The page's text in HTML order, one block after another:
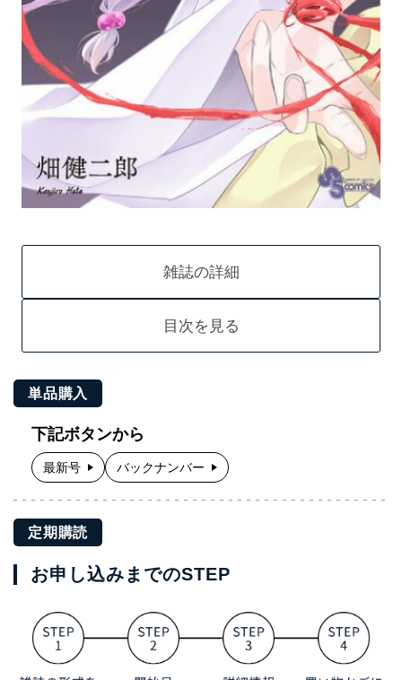
雑誌の詳細
目次を見る
単品購入
下記ボタンから
最新号 バックナンバー
定期購読
お申し込みまでのSTEP